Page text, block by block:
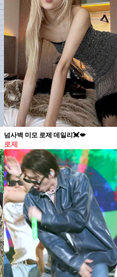
넘사벽 미모 로제 데일리💓💋
로제